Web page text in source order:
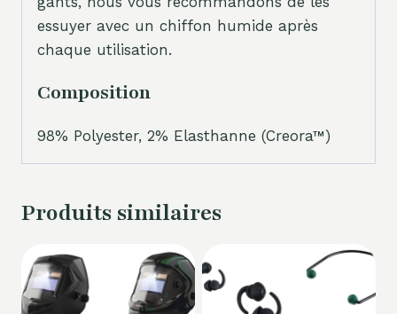
essuyer avec un chiffon humide après
chaque utilisation.
Composition
98% Polyester, 2% Elasthanne (Creora™)
Produits similaires